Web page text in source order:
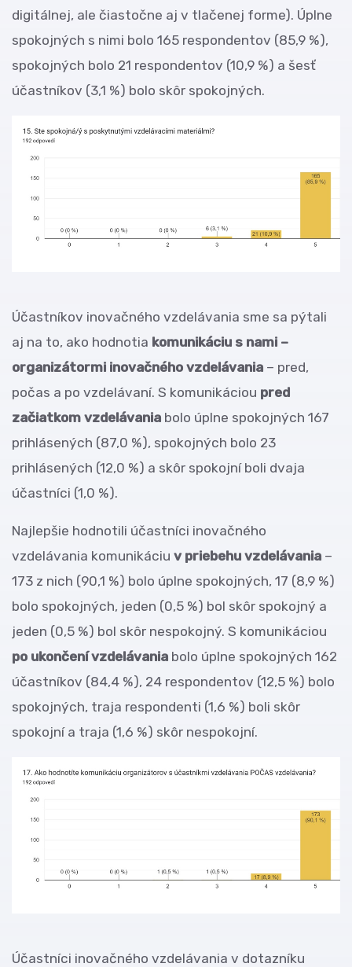
digitálnej, ale čiastočne aj v tlačenej forme). Úplne
spokojných s nimi bolo 165 respondentov (85,9 %),
spokojných bolo 21 respondentov (10,9 %) a šesť
účastníkov (3,1 %) bolo skôr spokojných.
Účastníkov inovačného vzdelávania sme sa pýtali
aj na to, ako hodnotia komunikáciu s nami –
organizátormi inovačného vzdelávania – pred,
počas a po vzdelávaní. S komunikáciou pred
začiatkom vzdelávania bolo úplne spokojných 167
prihlásených (87,0 %), spokojných bolo 23
prihlásených (12,0 %) a skôr spokojní boli dvaja
účastníci (1,0 %).
Najlepšie hodnotili účastníci inovačného
vzdelávania komunikáciu v priebehu vzdelávania –
173 z nich (90,1 %) bolo úplne spokojných, 17 (8,9 %)
bolo spokojných, jeden (0,5 %) bol skôr spokojný a
jeden (0,5 %) bol skôr nespokojný. S komunikáciou
po ukončení vzdelávania bolo úplne spokojných 162
účastníkov (84,4 %), 24 respondentov (12,5 %) bolo
spokojných, traja respondenti (1,6 %) boli skôr
spokojní a traja (1,6 %) skôr nespokojní.
Účastníci inovačného vzdelávania v dotazníku